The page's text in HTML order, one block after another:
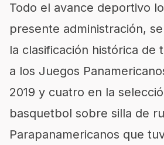
Todo el avance deportivo
presente administración,
la clasificación histórica de
a los Juegos
2019 y cuatro en la
basquetbol sobre silla de
Parapanamericanos que